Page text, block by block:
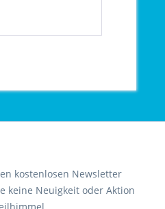
kostenlosen Newsletter
keine Neuigkeit oder Aktion